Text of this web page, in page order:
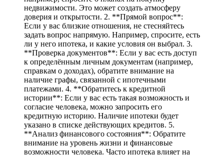
недвижимости. Это может создать атмосферу
доверия и открытости. 2. **Прямой вопрос**:
Если у вас близкие отношения, не стесняйтесь
задать вопрос напрямую. Например, спросите, есть
ли у него ипотека, и какие условия он выбрал. 3.
**Проверка документов**: Если у вас есть доступ
к определённым личным документам (например,
справкам о доходах), обратите внимание на
наличие графы, связанной с ипотечными
платежами. 4. **Обратитесь к кредитной
истории**: Если у вас есть такая возможность и
согласие человека, можно запросить его
кредитную историю. Наличие ипотеки будет
указано в списке действующих кредитов. 5.
**Анализ финансового состояния**: Обратите
внимание на уровень жизни и финансовые
возможности человека. Часто ипотека влияет на